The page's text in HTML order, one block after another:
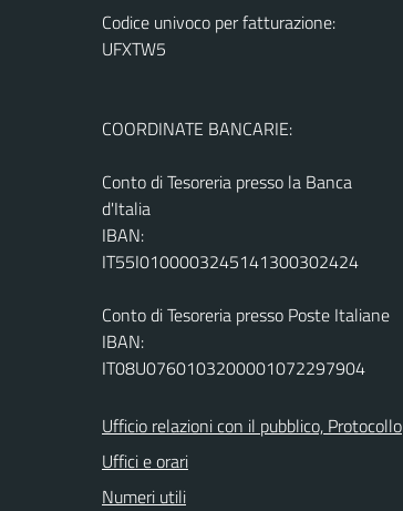
Codice univoco per fatturazione:
UFXTW5
COORDINATE BANCARIE:
Conto di Tesoreria presso la Banca
d'Italia
IBAN:
IT55I0100003245141300302424
Conto di Tesoreria presso Poste Italiane
IBAN:
IT08U0760103200001072297904
Ufficio relazioni con il pubblico, Protocollo
Uffici e orari
Numeri utili